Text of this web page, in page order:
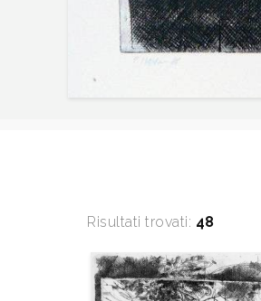
Risultati trovati: 48